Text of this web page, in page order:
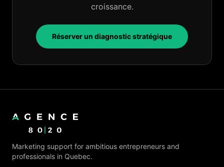
croissance.
Réserver un diagnostic stratégique
Marketing support for ambitious entrepreneurs and
professionals in Quebec.